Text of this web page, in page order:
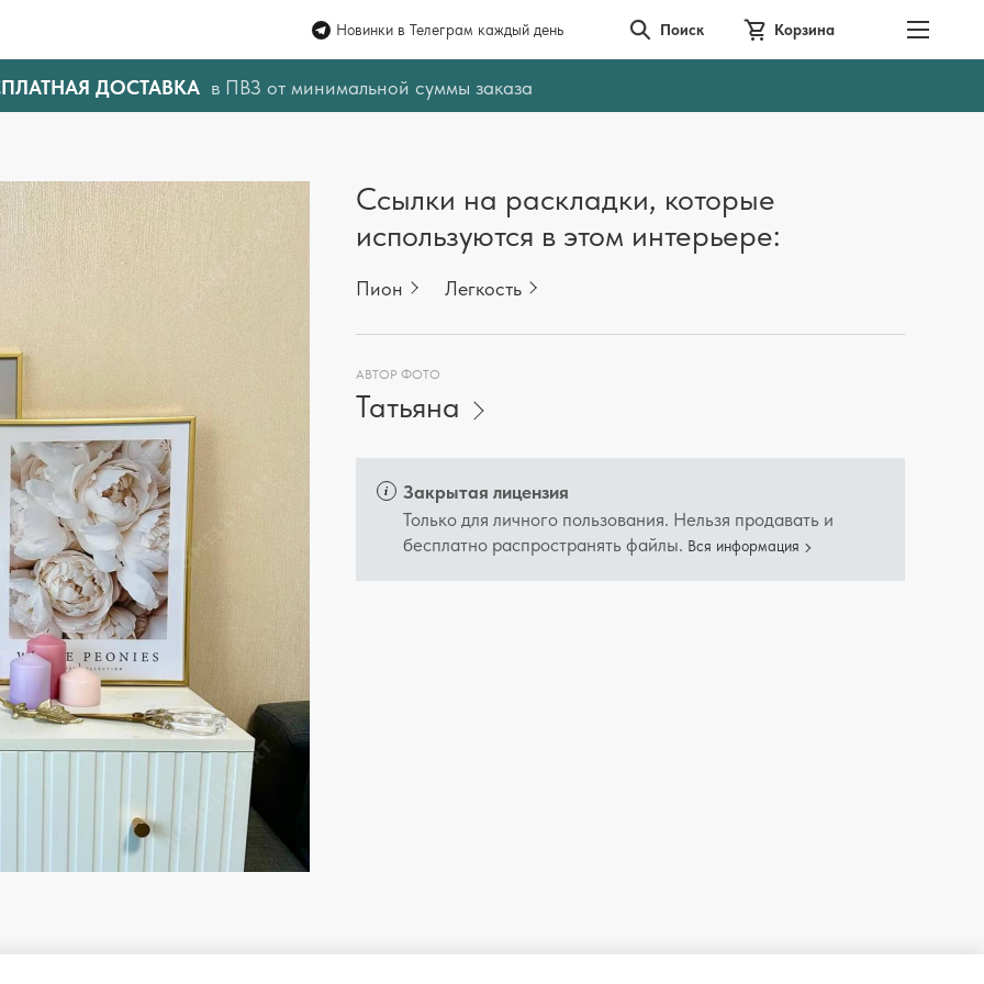
Новинки в Телеграм каждый день Поиск Корзина
ДОСТАВКА в ПВЗ от минимальной суммы заказа
Ссылки на раскладки, которые
используются в этом интерьере:
Пион Легкость
АВТОР ФОТО
Татьяна
Закрытая лицензия
Только для личного пользования. Нельзя продавать и
бесплатно распространять файлы. Вся информация